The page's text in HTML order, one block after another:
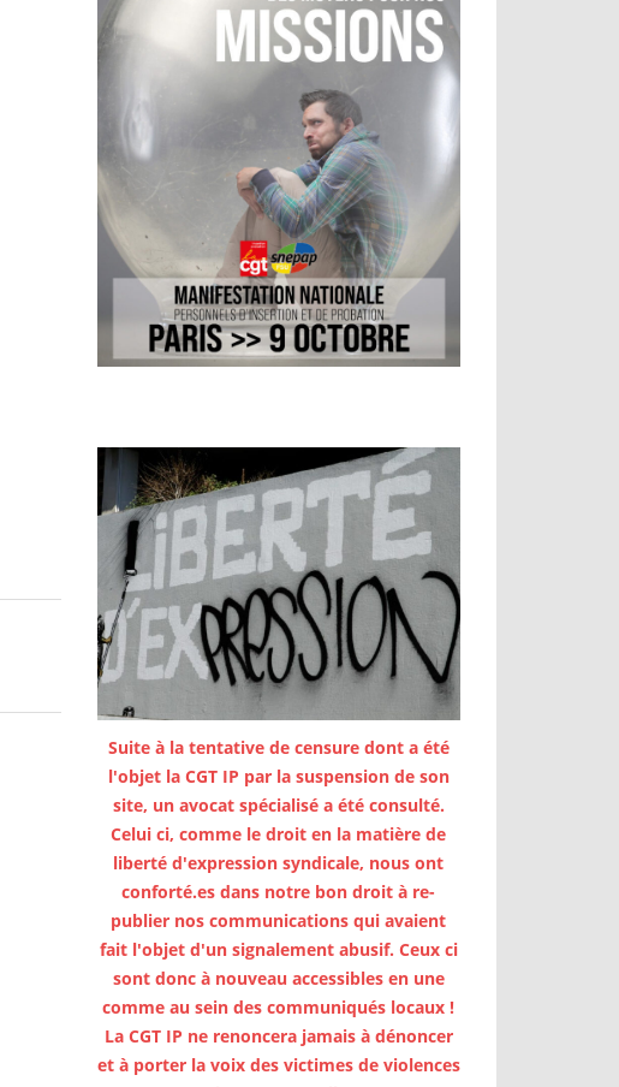
Suite à la tentative de censure dont a été
l'objet la CGT IP par la suspension de son
site, un avocat spécialisé a été consulté.
Celui ci, comme le droit en la matière de
liberté d'expression syndicale, nous ont
conforté.es dans notre bon droit à re-
publier nos communications qui avaient
fait l'objet d'un signalement abusif. Ceux ci
sont donc à nouveau accessibles en une
comme au sein des communiqués locaux !
La CGT IP ne renoncera jamais à dénoncer
et à porter la voix des victimes de violences